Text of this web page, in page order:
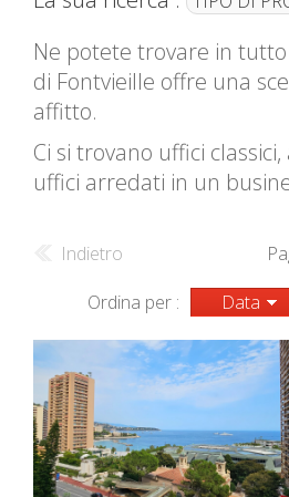
Ne potete trovare in
di Fontvieille offre una
affitto.
Ci si trovano uffici
uffici arredati in un
Indietro
Ordina per :
Data